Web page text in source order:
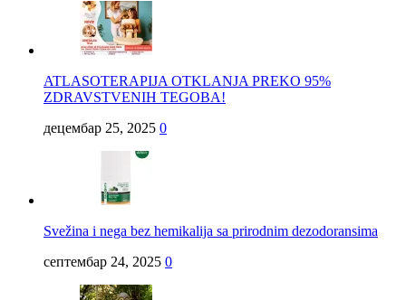
ATLASOTERAPIJA OTKLANJA PREKO 95%
ZDRAVSTVENIH TEGOBA!
децембар 25, 2025 0
Svežina i nega bez hemikalija sa prirodnim dezodoransima
септембар 24, 2025 0